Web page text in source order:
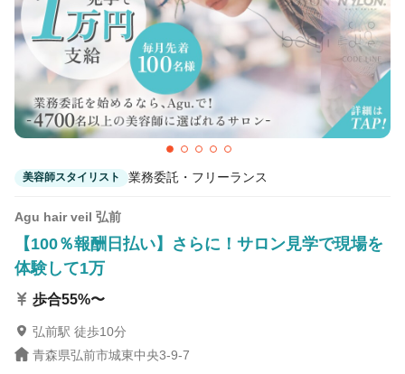
ネイリスト エステティシャン
講師・インストラクター 営業・販売スタッフ・その他
雇用形態
正社員 契約社員・パート
業務委託・フリーランス
詳細条件
美容師スタイリスト 業務委託・フリーランス
Agu hair veil 弘前
【100％報酬日払い】さらに！サロン見学で現場を
体験して1万
歩合55%〜
弘前駅 徒歩10分
青森県弘前市城東中央3-9-7